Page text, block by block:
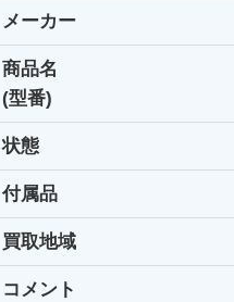
メーカー
商品名
(型番)
状態
付属品
買取地域
コメント